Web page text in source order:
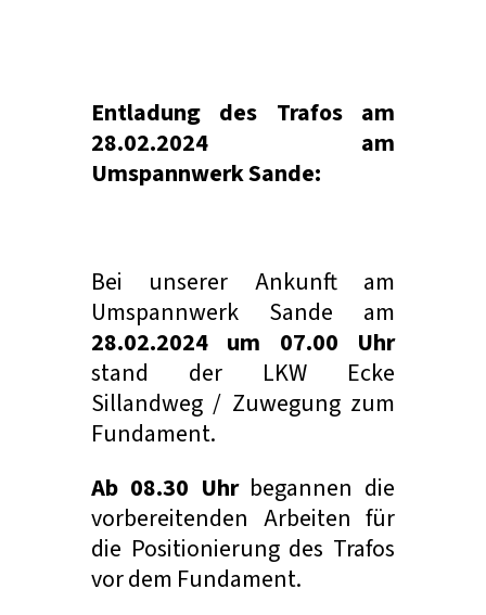
Entladung des Trafos am
28.02.2024 am
Umspannwerk Sande:
Bei unserer Ankunft am
Umspannwerk Sande am
28.02.2024 um 07.00 Uhr
stand der LKW Ecke
Sillandweg / Zuwegung zum
Fundament.
Ab 08.30 Uhrbegannen die
vorbereitenden Arbeiten für
die Positionierung des Trafos
vor dem Fundament.